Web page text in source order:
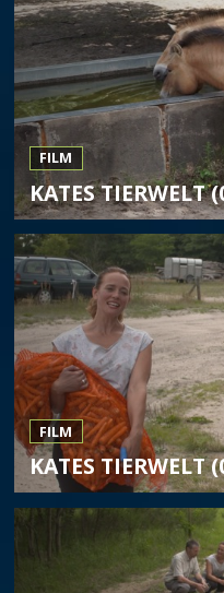
FILM
KATES TIERWELT
FILM
KATES TIERWELT